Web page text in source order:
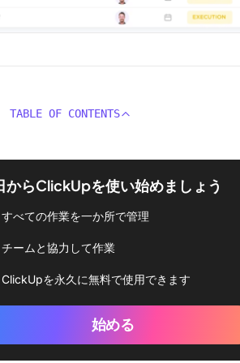
TABLE OF CONTENTS
からClickUpを使い始めましょう
すべての作業を一か所で管理
チームと協力して作業
ClickUpを永久に無料で使用できます
始める